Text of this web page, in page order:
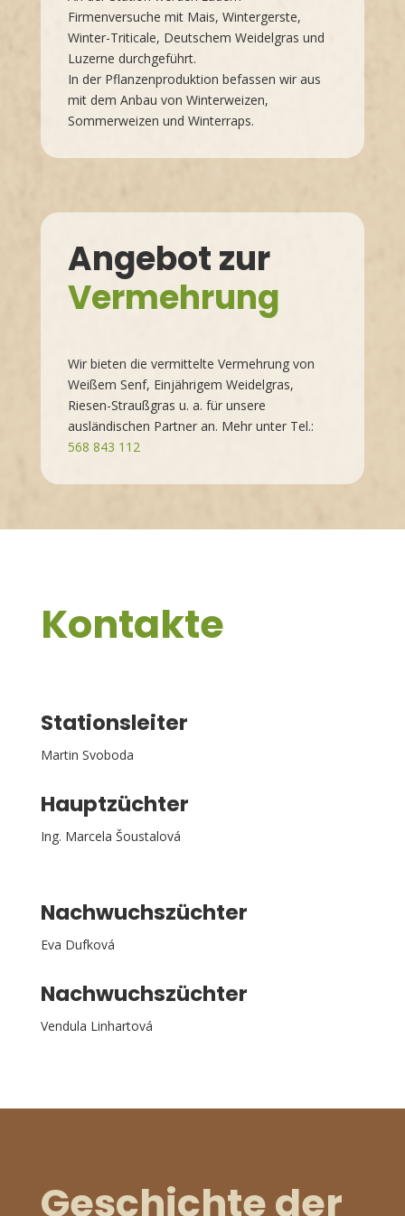
Firmenversuche mit Mais, Wintergerste,
Winter-Triticale, Deutschem Weidelgras und
Luzerne durchgeführt.
In der Pflanzenproduktion befassen wir aus
mit dem Anbau von Winterweizen,
Sommerweizen und Winterraps.
Angebot zur
Vermehrung
Wir bieten die vermittelte Vermehrung von
Weißem Senf, Einjährigem Weidelgras,
Riesen-Straußgras u. a. für unsere
ausländischen Partner an. Mehr unter Tel.:
568 843 112
Kontakte
Stationsleiter
Martin Svoboda
Hauptzüchter
Ing. Marcela Šoustalová
Nachwuchszüchter
Eva Dufková
Nachwuchszüchter
Vendula Linhartová
Geschichte der